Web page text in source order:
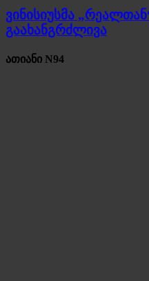
ვინისიუსმა
გაახანგრძლივა
ათიანი N94